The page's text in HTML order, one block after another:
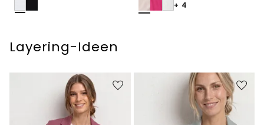
+ 4
Layering-Ideen